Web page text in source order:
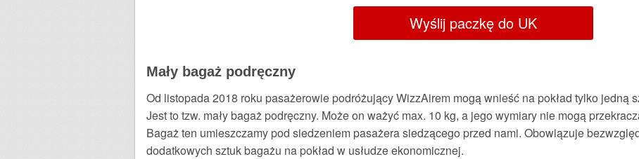
Wyślij paczkę do UK
Mały bagaż podręczny
Od listopada 2018 roku pasażerowie podróżujący WizzAirem mogą wnieść na pokład tylko jedną
Jest to tzw. mały bagaż podręczny. Może on ważyć max. 10 kg, a jego wymiary nie mogą
Bagaż ten umieszczamy pod siedzeniem pasażera siedzącego przed nami. Obowiązuje
dodatkowych sztuk bagażu na pokład w usłudze ekonomicznej.